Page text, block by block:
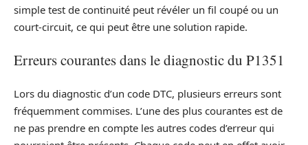
simple test de continuité peut révéler un fil coupé ou un
court-circuit, ce qui peut être une solution rapide.
Erreurs courantes dans le diagnostic du P1351
Lors du diagnostic d’un code DTC, plusieurs erreurs sont
fréquemment commises. L’une des plus courantes est de
ne pas prendre en compte les autres codes d’erreur qui